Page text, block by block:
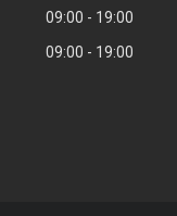
09:00
19:00
09:00 19:00